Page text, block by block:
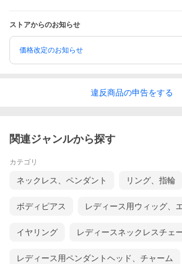
ストアからのお知らせ
価格改定のお知らせ
違反商品の申告をする
関連ジャンルから探す
カテゴリ
ネックレス、ペンダント リング、指輪
ボディピアス レディース用ウィッグ、
イヤリング レディースネックレスチェ
レディース用ペンダントヘッド、チャーム